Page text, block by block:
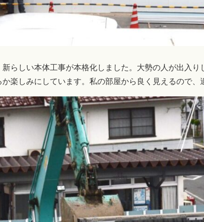
新らしい本体工事が本格化しました。大勢の人が出入り
楽しみにしています。私の部屋から良く見えるので、